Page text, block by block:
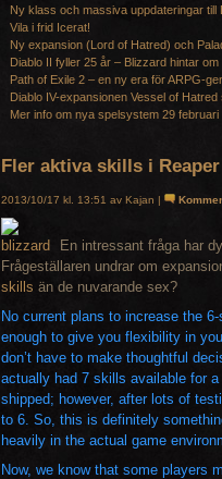
Ny klass och massiva uppdateringar till
Vila i frid Icerat!
Ny expansion (Lord of Hatred) och
Diablo II fyller 25 år – Blizzard hintar om
Path of Exile 2 – en ny era för ARPG-
Diablo IV-expansionen Vessel of
Mer info om nya spelsystem 29 februari
Fler aktiva skills i
2013/10/17 kl. 13:51 av Kajan |
En intressant fråga har
Frågeställaren undrar om
skills än de nuvarande sex?
No current plans to increase the
enough to give you flexibility in
don’t have to make thoughtful
actually had 7 skills available for
shipped; however, after lots of
to 6. So, this is definitely
heavily in the actual game
Now, we know that some players